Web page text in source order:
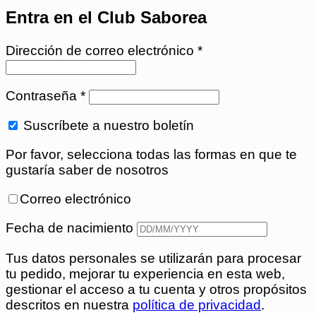
Dirección de correo electrónico *Obligatorio
Contraseña *Obligatorio
Suscríbete a nuestro boletín
Por favor, selecciona todas las formas en que te
gustaría saber de nosotros
Correo electrónico
Fecha de nacimiento
Tus datos personales se utilizarán para procesar
tu pedido, mejorar tu experiencia en esta web,
gestionar el acceso a tu cuenta y otros propósitos
descritos en nuestra política de privacidad.